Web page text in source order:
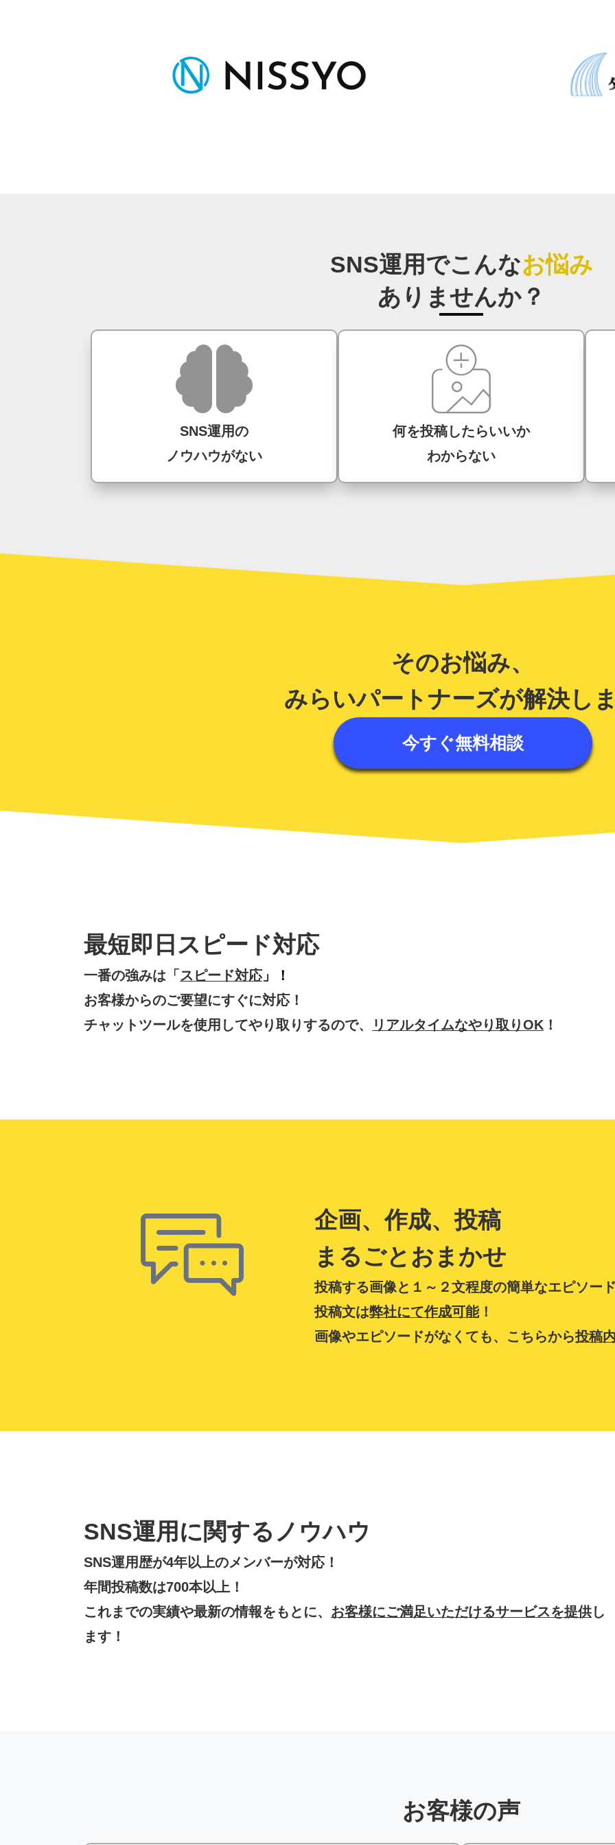
SNS運用でこんなお悩み
ありませんか？
SNS運用の
ノウハウがない
何を投稿したらいいか
わからない
そのお悩み、
みらいパートナーズが解決し
今すぐ無料相談
最短即日スピード対応
一番の強みは「 スピード対応」！
お客様からのご要望にすぐに対応！
チャットツールを使用してやり取りするので、
リアルタイムなやり取りOK ！
企画、作成、投稿
まるごとおまかせ
投稿する画像と１～２文程度の簡単なエピソー
投稿文は弊社にて作成可能！
画像やエピソードがなくても、こちらから投稿
SNS運用に関するノウハウ
SNS運用歴が4年以上のメンバーが対応！
年間投稿数は700本以上！
これまでの実績や最新の情報をもとに、 お客様にご満足いただけるサービスを提供し
ます！
お客様の声